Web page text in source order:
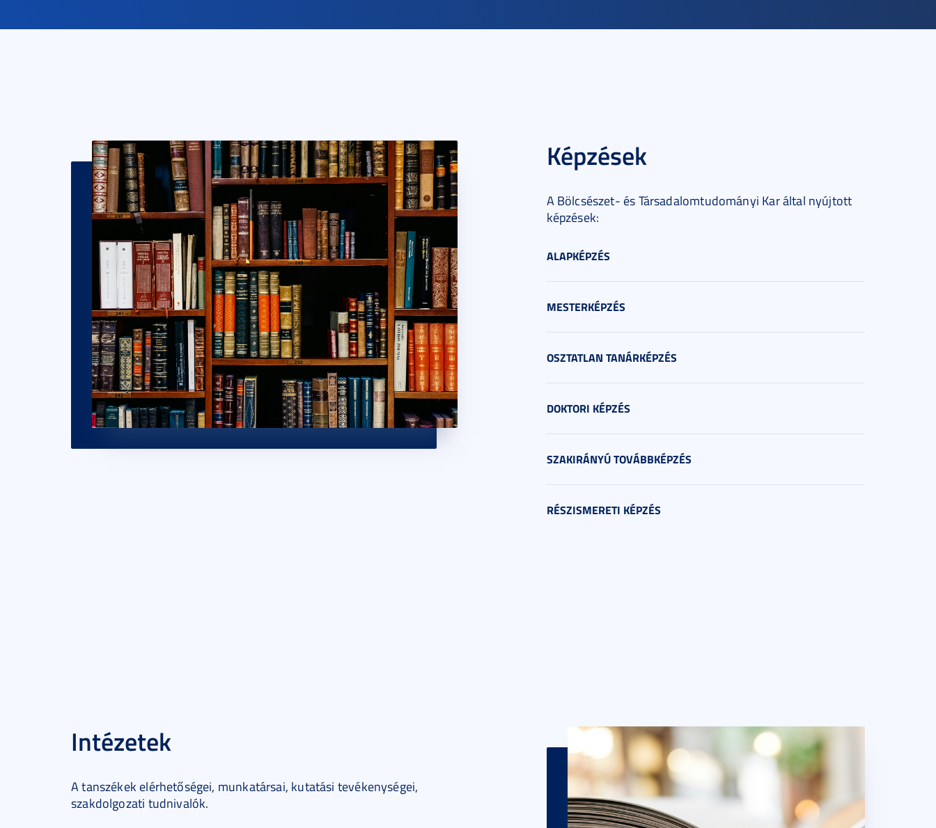
Képzések
A Bölcsészet- és Társadalomtudományi Kar által nyújtott
képzések:
ALAPKÉPZÉS
MESTERKÉPZÉS
OSZTATLAN TANÁRKÉPZÉS
DOKTORI KÉPZÉS
SZAKIRÁNYÚ TOVÁBBKÉPZÉS
RÉSZISMERETI KÉPZÉS
Intézetek
A tanszékek elérhetőségei, munkatársai, kutatási tevékenységei,
szakdolgozati tudnivalók.